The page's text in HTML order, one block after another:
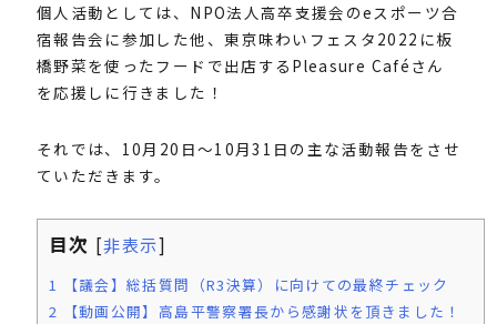
個人活動としては、NPO法人高卒支援会のeスポーツ合
宿報告会に参加した他、東京味わいフェスタ2022に板
橋野菜を使ったフードで出店するPleasure Caféさん
を応援しに行きました！
それでは、10月20日〜10月31日の主な活動報告をさせ
ていただきます。
目次 [非表示]
1
【議会】総括質問（R3決算）に向けての最終チェック
2 【動画公開】高島平警察署長から感謝状を頂きました！